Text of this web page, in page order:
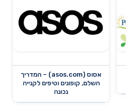
אסוס (asos.com) – המדריך
השלם, קופונים וטיפים לקנייה
נכונה